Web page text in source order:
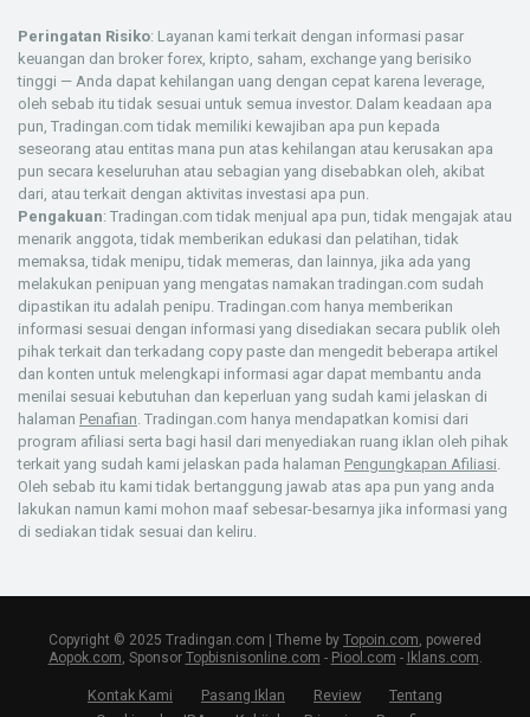
Peringatan Risiko: Layanan kami terkait dengan informasi pasar
keuangan dan broker forex, kripto, saham, exchange yang berisiko
tinggi — Anda dapat kehilangan uang dengan cepat karena leverage,
oleh sebab itu tidak sesuai untuk semua investor. Dalam keadaan apa
pun, Tradingan.com tidak memiliki kewajiban apa pun kepada
seseorang atau entitas mana pun atas kehilangan atau kerusakan apa
pun secara keseluruhan atau sebagian yang disebabkan oleh, akibat
dari, atau terkait dengan aktivitas investasi apa pun.
Pengakuan: Tradingan.com tidak menjual apa pun, tidak mengajak atau
menarik anggota, tidak memberikan edukasi dan pelatihan, tidak
memaksa, tidak menipu, tidak memeras, dan lainnya, jika ada yang
melakukan penipuan yang mengatas namakan tradingan.com sudah
dipastikan itu adalah penipu. Tradingan.com hanya memberikan
informasi sesuai dengan informasi yang disediakan secara publik oleh
pihak terkait dan terkadang copy paste dan mengedit beberapa artikel
dan konten untuk melengkapi informasi agar dapat membantu anda
menilai sesuai kebutuhan dan keperluan yang sudah kami jelaskan di
halaman Penafian. Tradingan.com hanya mendapatkan komisi dari
program afiliasi serta bagi hasil dari menyediakan ruang iklan oleh pihak
terkait yang sudah kami jelaskan pada halaman Pengungkapan Afiliasi.
Oleh sebab itu kami tidak bertanggung jawab atas apa pun yang anda
lakukan namun kami mohon maaf sebesar-besarnya jika informasi yang
di sediakan tidak sesuai dan keliru.
Copyright © 2025 Tradingan.com | Theme by Topoin.com, powered
Aopok.com, Sponsor Topbisnisonline.com - Piool.com - Iklans.com.
Kontak Kami Pasang Iklan Review
Tentang